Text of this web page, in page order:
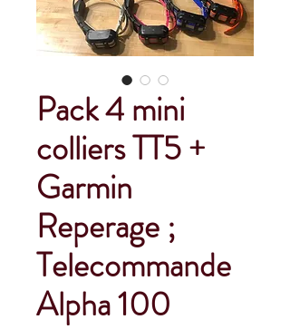
Pack 4 mini
colliers TT5 +
Garmin
Reperage ;
Telecommande
Alpha 100